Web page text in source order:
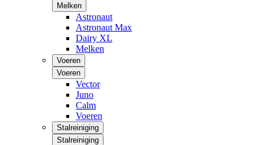
Melken
Astronaut
Astronaut Max
Dairy XL
Melken
Voeren
Voeren
Vector
Juno
Calm
Voeren
Stalreiniging
Stalreiniging